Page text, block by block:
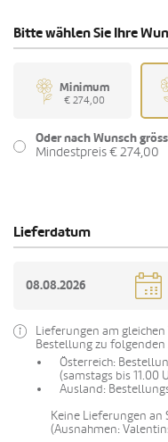
Bitte wählen Sie Ihre
Minimum
€ 274,00
Oder nach Wunsch
Mindestpreis € 274,00
Lieferdatum
Lieferungen am
Bestellung zu
Österreich:
(samstags bis 11.00
Ausland:
Keine Lieferungen
(Ausnahmen: